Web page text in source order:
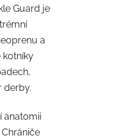
Guard je
a
kotníky
derby.
anatomii